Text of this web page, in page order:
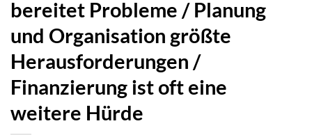
bereitet Probleme / Planung
und Organisation größte
Herausforderungen /
Finanzierung ist oft eine
weitere Hürde